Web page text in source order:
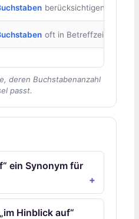
berücksichtigend
oft in Betreffzeilen
deren Buchstabenanzahl
passt.
ein Synonym für
Hinblick auf“